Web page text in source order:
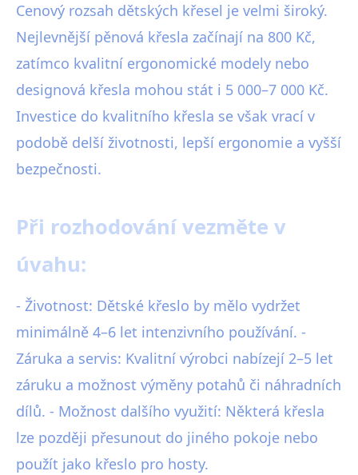
Cenový rozsah dětských křesel je velmi široký.
Nejlevnější pěnová křesla začínají na 800 Kč,
zatímco kvalitní ergonomické modely nebo
designová křesla mohou stát i 5 000–7 000 Kč.
Investice do kvalitního křesla se však vrací v
podobě delší životnosti, lepší ergonomie a vyšší
bezpečnosti.
Při rozhodování vezměte v
úvahu:
- Životnost: Dětské křeslo by mělo vydržet
minimálně 4–6 let intenzivního používání. -
Záruka a servis: Kvalitní výrobci nabízejí 2–5 let
záruku a možnost výměny potahů či náhradních
dílů. - Možnost dalšího využití: Některá křesla
lze později přesunout do jiného pokoje nebo
použít jako křeslo pro hosty.